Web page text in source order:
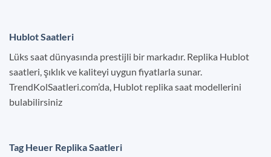
Hublot Saatleri
Lüks saat dünyasında prestijli bir markadır. Replika Hublot
saatleri, şıklık ve kaliteyi uygun fiyatlarla sunar.
TrendKolSaatleri.com’da, Hublot replika saat modellerini
bulabilirsiniz
Tag Heuer Replika Saatleri